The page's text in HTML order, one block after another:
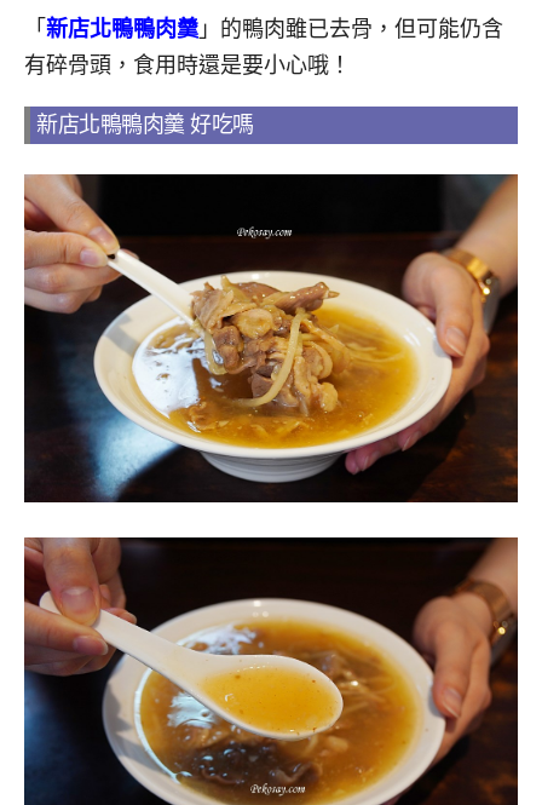
「 新店北鴨鴨肉羹 」的鴨肉雖已去骨，但可能仍含
有碎骨頭，食用時還是要小心哦！
新店北鴨鴨肉羹 好吃嗎